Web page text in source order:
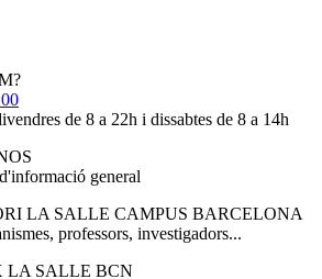
de 8 a 22h i dissabtes de 8 a 14h
general
LA SALLE CAMPUS BARCELONA
professors, investigadors...
LA SALLE BCN